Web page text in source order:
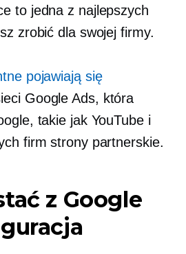
to jedna z najlepszych
zrobić dla swojej firmy.
pojawiają się
Google Ads, która
takie jak YouTube i
firm strony partnerskie.
z Google